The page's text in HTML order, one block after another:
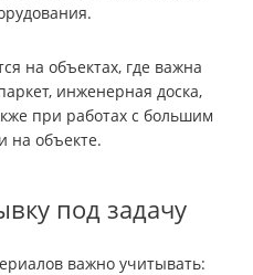
на объектах, где важна
инженерная доска,
при работах с большим
на объекте.
под задачу
важно учитывать: